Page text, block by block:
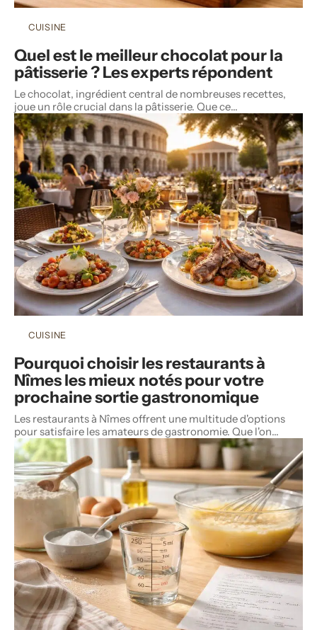
CUISINE
Quel est le meilleur chocolat pour la
pâtisserie ? Les experts répondent
Le chocolat, ingrédient central de nombreuses recettes,
joue un rôle crucial dans la pâtisserie. Que ce…
CUISINE
Pourquoi choisir les restaurants à
Nîmes les mieux notés pour votre
prochaine sortie gastronomique
Les restaurants à Nîmes offrent une multitude d'options
pour satisfaire les amateurs de gastronomie. Que l'on…